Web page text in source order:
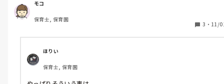
があるのはわかってるんやけど、それって必ずしも正職やなくて
もよくない？って言うのもある。
例えば、うちの園では毎日視診表にその子の体調だだったり、家
庭からの連絡、親に伝える事など書いてるのがあるんやけど、1
枚きちんと原紙作って置いてあるのに少なくなってもコピーして
くれない。
いつも「少なくなってきたんでコピーお願いします」連絡帳の紙
もそう。全然してくれない。これって主担がしないといけない
の。別に同じクラスならしてもらってもいいよね？
モコ
保育士, 保育園
3 ・ 11/
ほりい
保育士, 保育園